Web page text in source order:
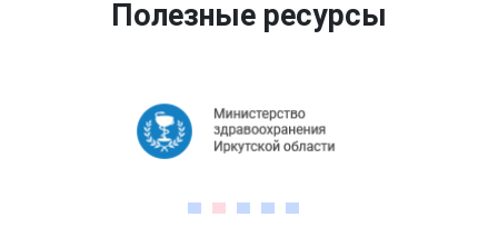
Полезные ресурсы